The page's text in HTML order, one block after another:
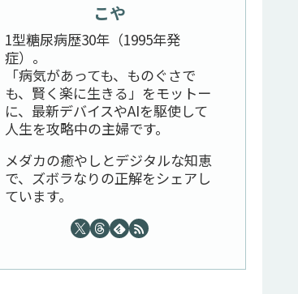
こや
1型糖尿病歴30年（1995年発
症）。
「病気があっても、ものぐさで
も、賢く楽に生きる」をモットー
に、最新デバイスやAIを駆使して
人生を攻略中の主婦です。
メダカの癒やしとデジタルな知恵
で、ズボラなりの正解をシェアし
ています。